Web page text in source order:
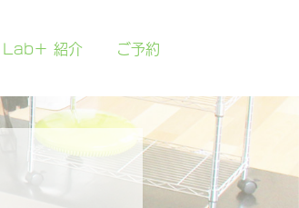
Lab＋ 紹介 ご予約